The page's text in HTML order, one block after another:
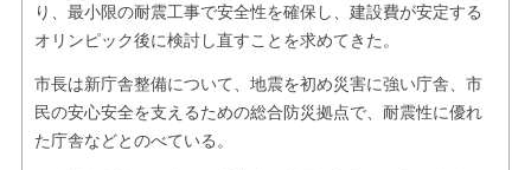
り、最小限の耐震工事で安全性を確保し、建設費が安定する
オリンピック後に検討し直すことを求めてきた。
市長は新庁舎整備について、地震を初め災害に強い庁舎、市
民の安心安全を支えるための総合防災拠点で、耐震性に優れ
た庁舎などとのべている。